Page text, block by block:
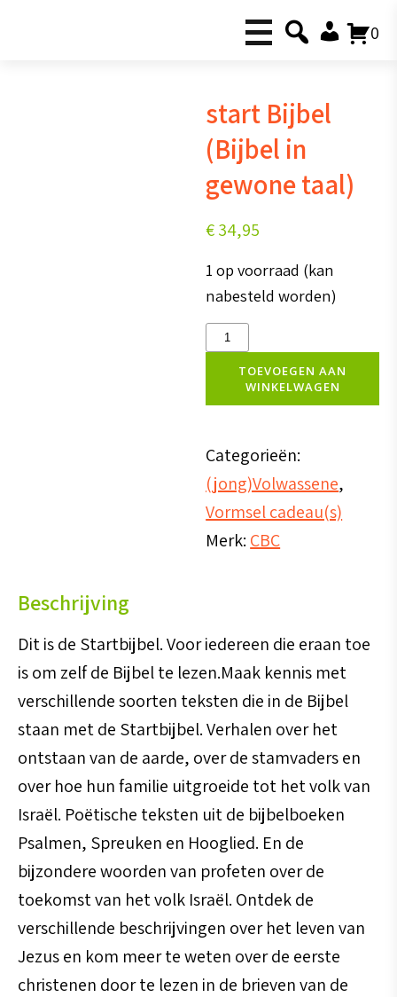
0
start Bijbel
(Bijbel in
gewone taal)
€34,95
1 op voorraad (kan
nabesteld worden)
start
Bijbel
(Bijbel
gewone
taal)
aantal
TOEVOEGEN AAN
WINKELWAGEN
Categorieën:
(jong)Volwassene,
Vormsel cadeau(s)
Merk: CBC
Beschrijving
Dit is de Startbijbel. Voor iedereen die eraan toe
is om zelf de Bijbel te lezen.Maak kennis met
verschillende soorten teksten die in de Bijbel
staan met de Startbijbel. Verhalen over het
ontstaan van de aarde, over de stamvaders en
over hoe hun familie uitgroeide tot het volk van
Israël. Poëtische teksten uit de bijbelboeken
Psalmen, Spreuken en Hooglied. En de
bijzondere woorden van profeten over de
toekomst van het volk Israël. Ontdek de
verschillende beschrijvingen over het leven van
Jezus en kom meer te weten over de eerste
christenen door te lezen in de brieven van de